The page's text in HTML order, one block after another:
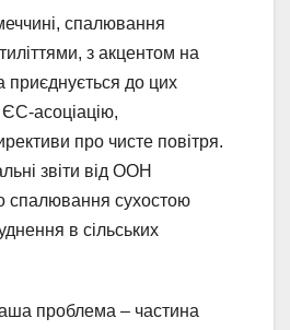
спалювання
з акцентом на
приєднується до цих
ЄС-асоціацію,
про чисте повітря.
звіти від ООН
спалювання сухостою
в сільських
проблема – частина